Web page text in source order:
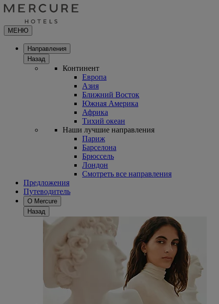
МЕНЮ
Направления
Назад
Континент
Европа
Азия
Ближний Восток
Южная Америка
Африка
Тихий океан
Наши лучшие направления
Париж
Барселона
Брюссель
Лондон
Смотреть все направления
Предложения
Путеводитель
О Mercure
Назад